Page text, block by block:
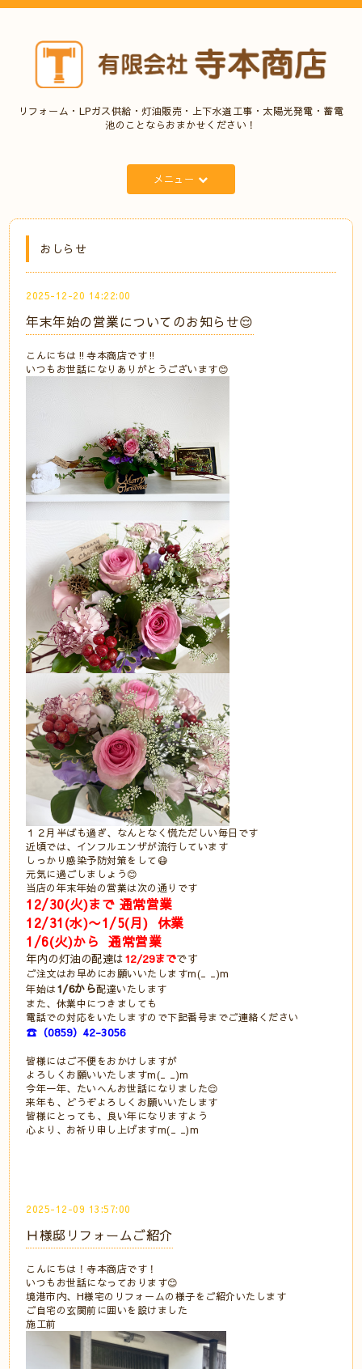
リフォーム・LPガス供給・灯油販売・上下水道工事・太陽光発電・蓄電
池のことならおまかせください！
メニュー
おしらせ
2025-12-20 14:22:00
年末年始の営業についてのお知らせ😌
こんにちは‼️寺本商店です‼️
いつもお世話になりありがとうございます😊
１２月半ばも過ぎ、なんとなく慌ただしい毎日です
近頃では、インフルエンザが流行しています
しっかり感染予防対策をして😷
元気に過ごしましょう😊
当店の年末年始の営業は次の通りです
12/30(火)まで 通常営業
12/31(水)〜1/5(月) 休業
1/6(火)から 通常営業
年内の灯油の配達は12/29までです
ご注文はお早めにお願いいたしますm(_ _)m
年始は1/6から配達いたします
また、休業中につきましても
電話での対応をいたしますので下記番号までご連絡ください
☎（0859）42-3056
皆様にはご不便をおかけしますが
よろしくお願いいたしますm(_ _)m
今年一年、たいへんお世話になりました😌
来年も、どうぞよろしくお願いいたします
皆様にとっても、良い年になりますよう
心より、お祈り申し上げますm(_ _)m
2025-12-09 13:57:00
Ｈ様邸リフォームご紹介
こんにちは！寺本商店です！
いつもお世話になっております😊
境港市内、H様宅のリフォームの様子をご紹介いたします
ご自宅の玄関前に囲いを設けました
施工前